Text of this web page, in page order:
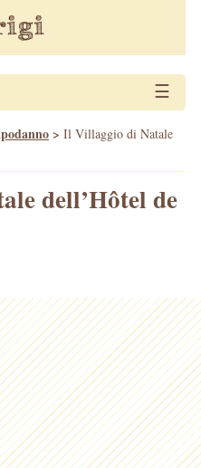
☰
> Il Villaggio di Natale
dell’Hôtel de